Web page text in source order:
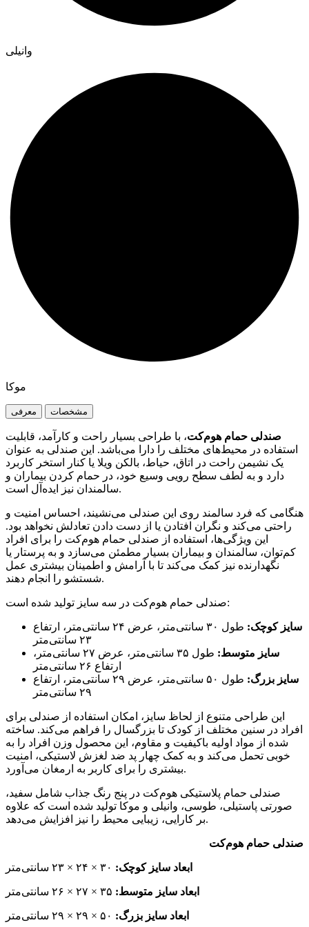
وانیلی
موکا
معرفی مشخصات
صندلی حمام هوم‌کت، با طراحی بسیار راحت و کارآمد، قابلیت
استفاده در محیط‌های مختلف را دارا می‌باشد. این صندلی به عنوان
یک نشیمن راحت در اتاق، حیاط، بالکن ویلا یا کنار استخر کاربرد
دارد و به لطف سطح رویی وسیع خود، در حمام کردن بیماران و
سالمندان نیز ایده‌آل است.
هنگامی که فرد سالمند روی این صندلی می‌نشیند، احساس امنیت و
راحتی می‌کند و نگران افتادن یا از دست دادن تعادلش نخواهد بود.
این ویژگی‌ها، استفاده از صندلی حمام هوم‌کت را برای افراد
کم‌توان، سالمندان و بیماران بسیار مطمئن می‌سازد و به پرستار یا
نگهدارنده نیز کمک می‌کند تا با آرامش و اطمینان بیشتری عمل
شستشو را انجام دهند.
صندلی حمام هوم‌کت در سه سایز تولید شده است:
سایز کوچک:
طول ۳۰ سانتی‌متر، عرض ۲۴ سانتی‌متر، ارتفاع
۲۳ سانتی‌متر
سایز متوسط:
طول ۳۵ سانتی‌متر، عرض ۲۷ سانتی‌متر،
ارتفاع ۲۶ سانتی‌متر
سایز بزرگ:
طول ۵۰ سانتی‌متر، عرض ۲۹ سانتی‌متر، ارتفاع
این طراحی متنوع از لحاظ سایز، امکان استفاده از صندلی برای
افراد در سنین مختلف از کودک تا بزرگسال را فراهم می‌کند. ساخته
شده از مواد اولیه باکیفیت و مقاوم، این محصول وزن افراد را به
خوبی تحمل می‌کند و به کمک چهار پد ضد لغزش لاستیکی، امنیت
بیشتری را برای کاربر به ارمغان می‌آورد.
صندلی حمام پلاستیکی هوم‌کت در پنج رنگ جذاب شامل سفید،
صورتی پاستیلی، طوسی، وانیلی و موکا تولید شده است که علاوه
بر کارایی، زیبایی محیط را نیز افزایش می‌دهد.
صندلی حمام هوم‌کت
ابعاد سایز کوچک:
ابعاد سایز متوسط:
ابعاد سایز بزرگ: